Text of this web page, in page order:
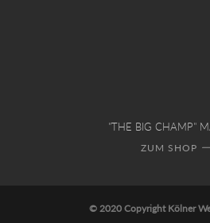
"THE BIG CHAMP"
ZUM SHOP
© 2020 Copyright Kölner